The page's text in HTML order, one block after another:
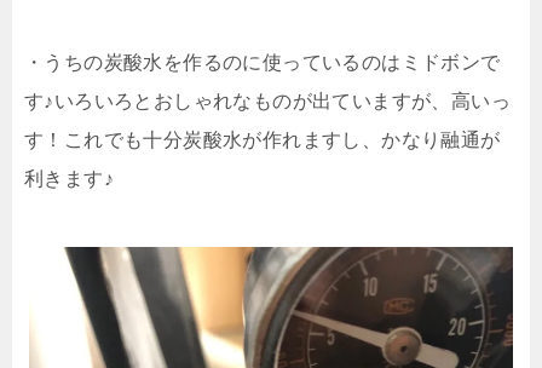
・うちの炭酸水を作るのに使っているのはミドボンで
す♪いろいろとおしゃれなものが出ていますが、高いっ
す！これでも十分炭酸水が作れますし、かなり融通が
利きます♪